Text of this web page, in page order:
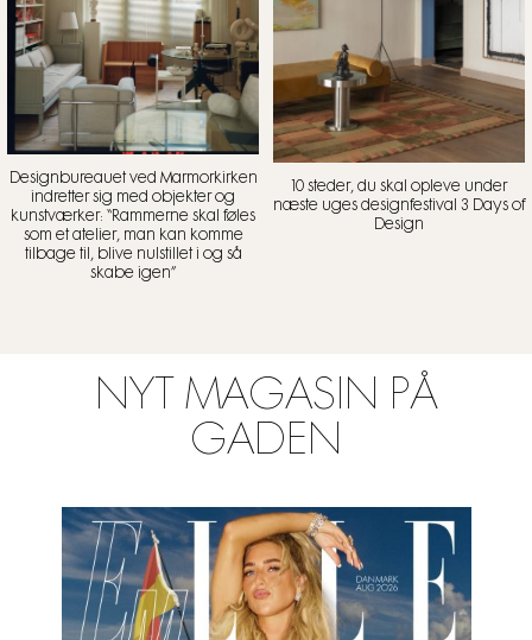
Designbureauet ved Marmorkirken
indretter sig med objekter og
kunstværker: “Rammerne skal føles
som et atelier, man kan komme
tilbage til, blive nulstillet i og så
skabe igen”
10 steder, du skal opleve under
næste uges designfestival 3 Days of
Design
NYT MAGASIN PÅ
GADEN